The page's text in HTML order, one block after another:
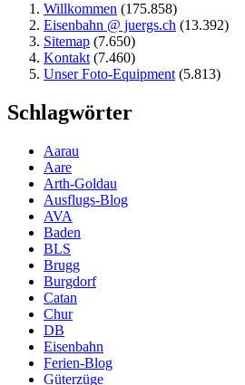
Willkommen (175.858)
Eisenbahn @ juergs.ch (13.392)
Sitemap (7.650)
Kontakt (7.460)
Unser Foto-Equipment (5.813)
Schlagwörter
Aarau
Aare
Arth-Goldau
Ausflugs-Blog
AVA
Baden
BLS
Brugg
Burgdorf
Catan
Chur
DB
Eisenbahn
Ferien-Blog
Güterzüge